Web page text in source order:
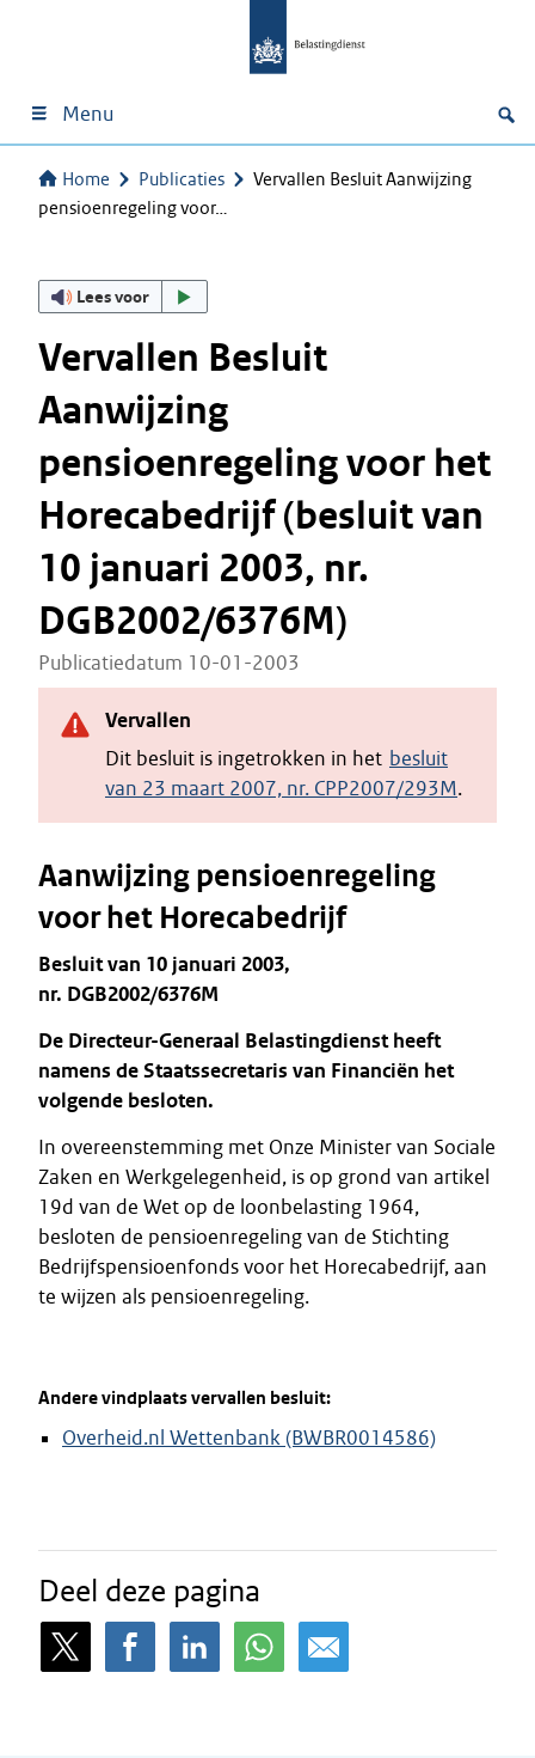
Menu
Home Publicaties
Vervallen Besluit Aanwijzing
pensioenregeling voor…
Lees voor
Vervallen Besluit
Aanwijzing
pensioenregeling voor het
Horecabedrijf (besluit van
10 januari 2003, nr.
DGB2002/6376M)
Publicatiedatum 10-01-2003
Vervallen
Dit besluit is ingetrokken in het besluit
van 23 maart 2007, nr. CPP2007/293M.
Aanwijzing pensioenregeling
voor het Horecabedrijf
Besluit van 10 januari 2003,
nr. DGB2002/6376M
De Directeur-Generaal Belastingdienst heeft
namens de Staatssecretaris van Financiën het
volgende besloten.
In overeenstemming met Onze Minister van Sociale
Zaken en Werkgelegenheid, is op grond van artikel
19d van de Wet op de loonbelasting 1964,
besloten de pensioenregeling van de Stichting
Bedrijfspensioenfonds voor het Horecabedrijf, aan
te wijzen als pensioenregeling.
Andere vindplaats vervallen besluit:
Overheid.nl Wettenbank (BWBR0014586)
Deel deze pagina